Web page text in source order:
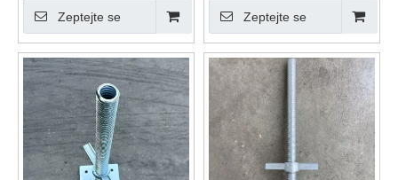
Zeptejte se Zeptejte se